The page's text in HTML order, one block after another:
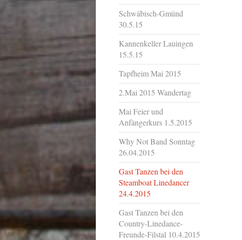
Schwäbisch-Gmünd
30.5.15
Kannenkeller Lauingen
15.5.15
Tapfheim Mai 2015
2.Mai 2015 Wandertag
Mai Feier und
Anfängerkurs 1.5.2015
Why Not Band Sonntag
26.04.2015
Gast Tanzen bei den
Steamboat Linedancer
24.4.2015
Gast Tanzen bei den
Country-Linedance-
Freunde-Filstal 10.4.2015